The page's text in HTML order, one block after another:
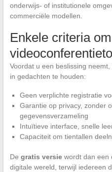
onderwijs- of institutionele
commerciële modellen.
Enkele criteria
Voordat u een beslissing
in gedachten te houden:
Geen verplichte registratie
Garantie op privacy, zonder
gegevensverzameling
Intuïtieve interface, snelle
Capaciteit om tientallen
De gratis versiewordt dan een
digitale wereld, terwijl iedereen